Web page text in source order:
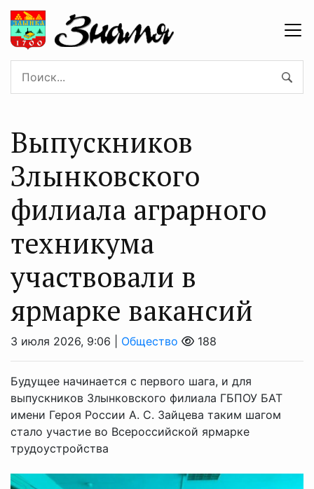
Выпускников
Злынковского
филиала аграрного
техникума
участвовали в
ярмарке вакансий
3 июля 2026, 9:06 | Общество 188
Будущее начинается с первого шага, и для
выпускников Злынковского филиала ГБПОУ БАТ
имени Героя России А. С. Зайцева таким шагом
стало участие во Всероссийской ярмарке
трудоустройства